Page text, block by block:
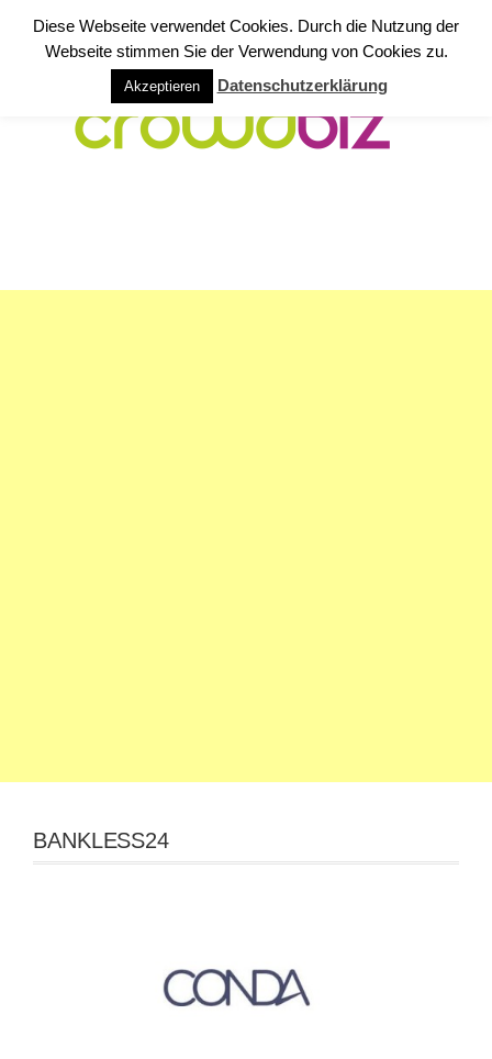
BANKLESS24
Diese Webseite verwendet Cookies. Durch die Nutzung der
Webseite stimmen Sie der Verwendung von Cookies zu.
Akzeptieren Datenschutzerklärung